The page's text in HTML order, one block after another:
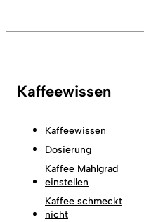
Kaffeewissen
Kaffeewissen
Dosierung
Kaffee Mahlgrad
einstellen
Kaffee schmeckt
nicht